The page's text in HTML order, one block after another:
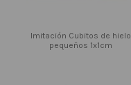
Imitación Cubitos de hielo
pequeños 1x1cm